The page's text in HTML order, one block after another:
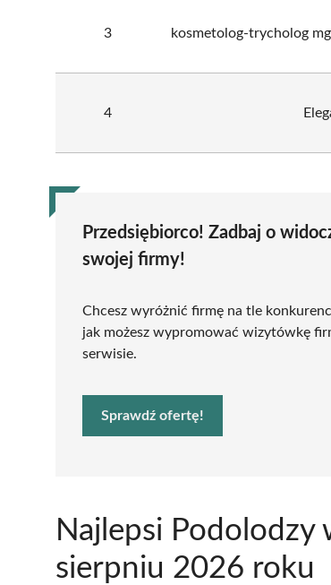
3 kosmetolog-trycholog
4
Przedsiębiorco! Zadbaj o
swojej firmy!
Chcesz wyróżnić firmę na tle
jak możesz wypromować wizytówkę
serwisie.
Sprawdź ofertę!
Najlepsi Podolodzy
sierpniu 2026 roku